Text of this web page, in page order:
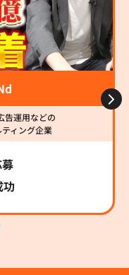
告運用などの
ィング企業
功